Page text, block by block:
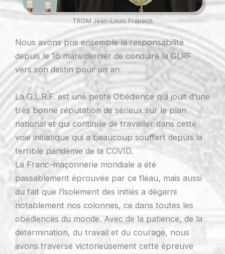
TRGM Jean-Louis Frapech
Nous avons pris ensemble la responsabilité
depuis le 16 mars dernier de conduire la GLRF
vers son destin pour un an.
La G.L.R.F. est une petite Obédience qui jouit d’une
très bonne réputation de sérieux sur le plan
national et qui continue de travailler dans cette
voie initiatique qui a beaucoup souffert depuis la
terrible pandémie de la COVID.
La Franc-maçonnerie mondiale a été
passablement éprouvée par ce fléau, mais aussi
du fait que l’isolement des initiés a dégarni
notablement nos colonnes, ce dans toutes les
obédiences du monde. Avec de la patience, de la
détermination, du travail et du courage, nous
avons traversé victorieusement cette épreuve